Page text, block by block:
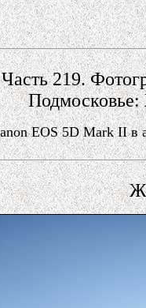
Часть 219.
EOS 5D Mark II в